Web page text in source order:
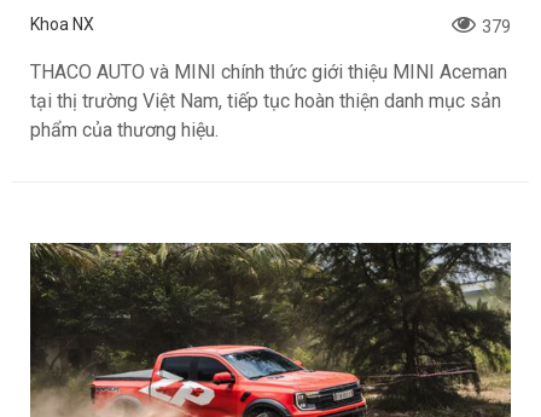
Khoa NX 379
THACO AUTO và MINI chính thức giới thiệu MINI Aceman
tại thị trường Việt Nam, tiếp tục hoàn thiện danh mục sản
phẩm của thương hiệu.